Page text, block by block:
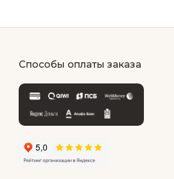
Способы оплаты заказа